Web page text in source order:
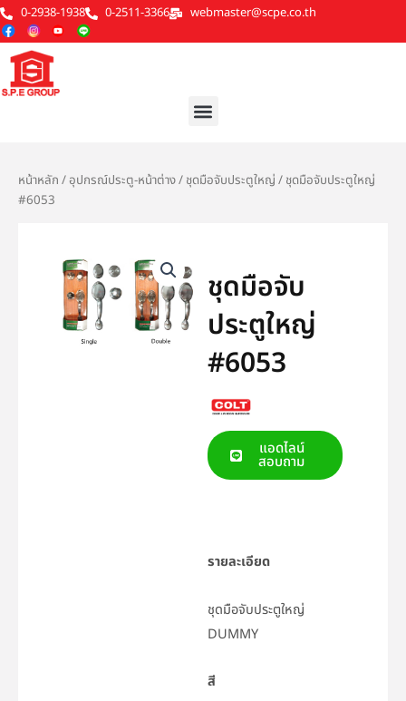
Skip
to
content
0-2938-1938 0-2511-3366 webmaster@scpe.co.th
Menu
หน้าหลัก / อุปกรณ์ประตู-หน้าต่าง/ ชุดมือจับประตูใหญ่ / ชุดมือจับประตูใหญ่
#6053
ชุดมือจับ
ประตูใหญ่
#6053
แอดไลน์
สอบถาม
รายละเอียด
ชุดมือจับประตูใหญ่
DUMMY
สี